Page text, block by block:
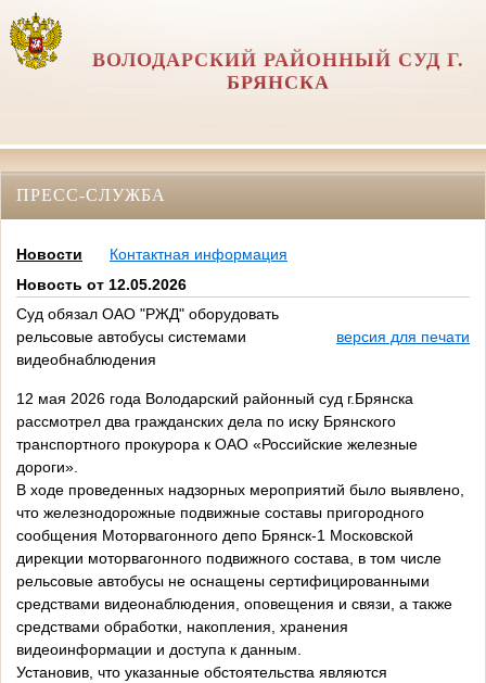
ВОЛОДАРСКИЙ РАЙОННЫЙ СУД Г.
БРЯНСКА
ПРЕСС-СЛУЖБА
Новости
Контактная информация
Новость от 12.05.2026
Суд обязал ОАО "РЖД" оборудовать
рельсовые автобусы системами
видеобнаблюдения
версия для печати
12 мая 2026 года Володарский районный суд г.Брянска
рассмотрел два гражданских дела по иску Брянского
транспортного прокурора к ОАО «Российские железные
дороги».
В ходе проведенных надзорных мероприятий было выявлено,
что железнодорожные подвижные составы пригородного
сообщения Моторвагонного депо Брянск-1 Московской
дирекции моторвагонного подвижного состава, в том числе
рельсовые автобусы не оснащены сертифицированными
средствами видеонаблюдения, оповещения и связи, а также
средствами обработки, накопления, хранения
видеоинформации и доступа к данным.
Установив, что указанные обстоятельства являются